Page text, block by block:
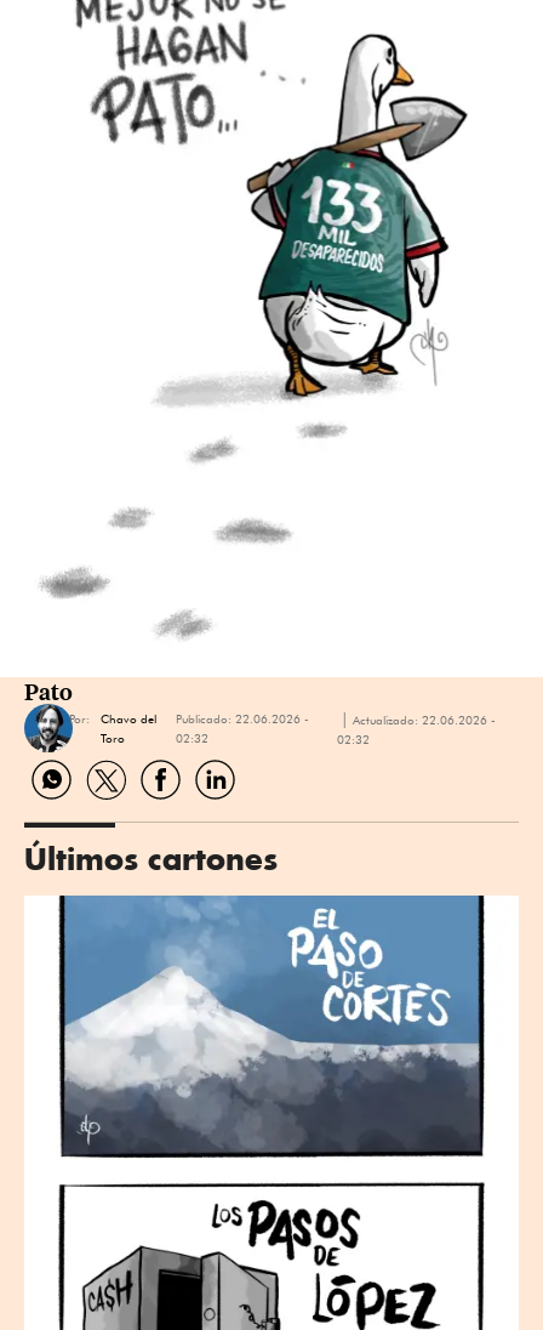
Pato
Por:
Chavo del
Toro
Publicado:22.06.2026 -
02:32
Actualizado:22.06.2026 -
02:32
CompartirCompartirCompartirCompartir
Últimos cartones